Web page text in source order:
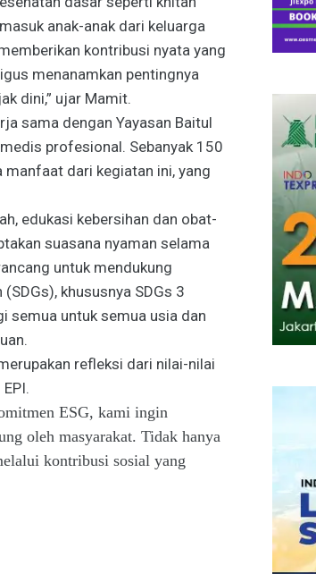
anak-anak dari keluarga
kontribusi nyata yang
menanamkan pentingnya
dini,” ujar Mamit.
sama dengan Yayasan Baitul
profesional. Sebanyak 150
dari kegiatan ini, yang
edukasi kebersihan dan obat-
suasana nyaman selama
untuk mendukung
khususnya SDGs 3
semua untuk semua usia dan
refleksi dari nilai-nilai
ESG, kami ingin
oleh masyarakat. Tidak hanya
kontribusi sosial yang